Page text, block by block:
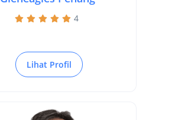
4
Lihat Profil